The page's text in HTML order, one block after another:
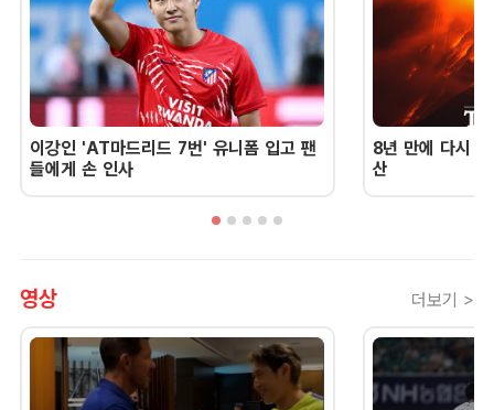
이강인 'AT마드리드 7번' 유니폼 입고 팬
들에게 손 인사
8년 만에 다시
산
영상 더보기 >